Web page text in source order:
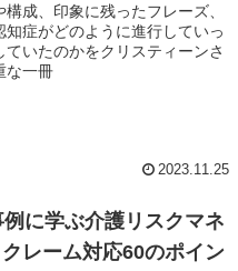
成、印象に残ったフレーズ、
症がどのように進行していっ
いたのかをクリスティーンさ
な一冊
2023.11.25
に学ぶ介護リスクマネ
レーム対応60のポイン